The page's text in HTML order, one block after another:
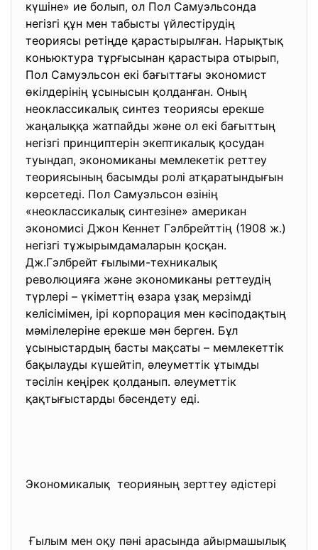
күшіне» ие болып, ол Пол Самуэльсонда
негізгі құн мен табысты үйлестірудің
теориясы ретіңде қарастырылған. Нарықтық
коньюктура тұрғысынан қарастыра отырып,
Пол Самуэльсон екі бағыттағы экономист
өкілдерінің ұсынысын қолданған. Оның
неоклассикалық синтез теориясы ерекше
жаңалыққа жатпайды және ол екі бағыттың
негізгі принциптерін экептикалық қосудан
туындап, экономиканы мемлекетік реттеу
теориясының басымды ролі атқаратындығын
көрсетеді. Пол Самуэльсон өзінің
«неоклассикалық синтезіне» американ
экономисі Джон Кеннет Гэлбрейттің (1908 ж.)
негізгі тұжырымдамаларын қосқан.
Дж.Гэлбрейт ғылыми-техникалық
революцияға және экономиканы реттеудің
түрлері – үкіметтің өзара ұзақ мерзімді
келісімімен, ірі корпорация мен кәсіподақтың
мәмілелеріне ерекше мән берген. Бұл
ұсыныстардың басты мақсаты – мемлекеттік
бақылауды күшейтіп, әлеуметтік ұтымды
тәсілін кеңірек қолданып. әлеуметтік
қақтығыстарды бәсендету еді.
Экономикалық теорияның зерттеу әдістері
Ғылым мен оқу пәні арасында айырмашылық